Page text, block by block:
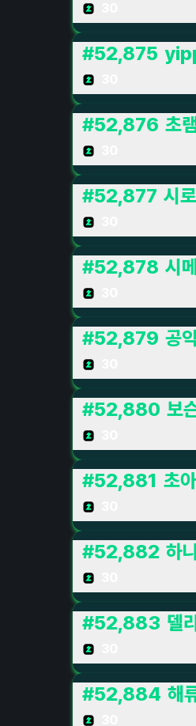
#52,875
#52,876 초
#52,877 시
#52,878 시
#52,879 공
#52,880 보
#52,881 초
#52,882 하
#52,883 델
#52,884 해